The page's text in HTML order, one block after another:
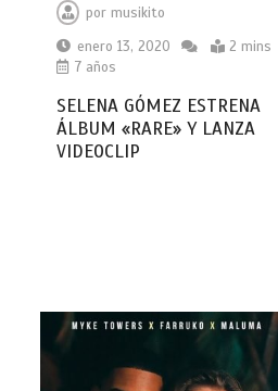
por musikito
enero 13, 2020
2 mins
7 años
SELENA GÓMEZ ESTRENA
ÁLBUM «RARE» Y LANZA
VIDEOCLIP